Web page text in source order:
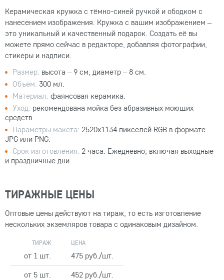
Керамическая кружка с тёмно-синей ручкой и ободком с
нанесением изображения. Кружка с вашим изображением –
это уникальный и качественный подарок. Создать её вы
можете прямо сейчас в редакторе, добавляя фотографии,
стикеры и надписи.
Размер: высота – 9 см, диаметр – 8 см.
Объём: 300 мл.
Материал: фаянсовая керамика.
Уход: рекомендована мойка без абразивных моющих
средств.
Параметры макета: 2520x1134 пикселей RGB в формате
JPG или PNG.
Срок изготовления: 2 часа. Ежедневно, включая выходные
и праздничные дни.
ТИРАЖНЫЕ ЦЕНЫ
Оптовые цены действуют на тираж, то есть изготовление
нескольких экземляров товара с одинаковым дизайном.
ТИРАЖ ЦЕНА
от 1 шт.
475 руб./шт.
от 5 шт.
452 руб./шт.